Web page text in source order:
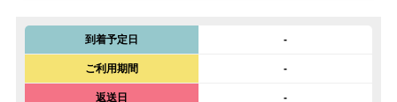
到着予定日 -
ご利用期間 -
返送日 -